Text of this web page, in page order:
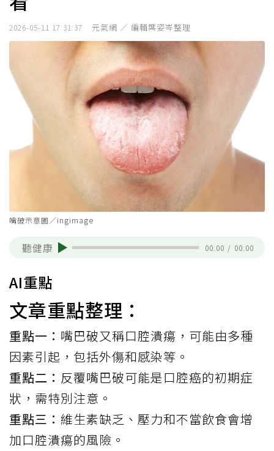
2026-05-11 17:31:37 元氣網 ／ 編輯葉姿岑整理
嘴破示意圖／ingimage
聽健康 00:00 / 00:00
AI重點
文章重點整理：
重點一： 嘴巴破又稱口腔潰瘍，可能由多種
因素引起，包括外傷和感染等。
重點二： 反覆嘴巴破可能是口腔癌的初期症
狀，需特別注意。
重點三： 維生素缺乏、壓力和不當飲食會增
加口腔潰瘍的風險。